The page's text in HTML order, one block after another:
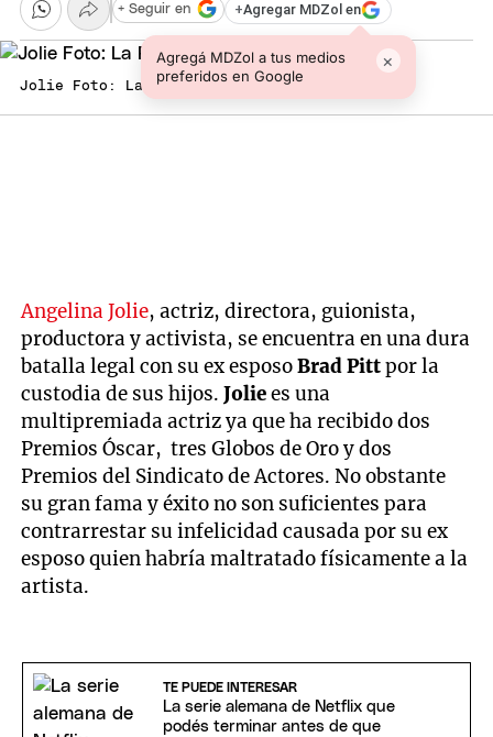
+Agregar MDZol en
Agregá MDZol a tus medios
preferidos en Google
×
+ Seguir en
Jolie Foto: La República
Angelina Jolie, actriz, directora, guionista,
productora y activista, se encuentra en una dura
batalla legal con su ex esposoBrad Pittpor la
custodia de sus hijos.Joliees una
multipremiada actriz ya que ha recibido dos
Premios Óscar, tres Globos de Oro y dos
Premios del Sindicato de Actores. No obstante
su gran fama y éxito no son suficientes para
contrarrestar su infelicidad causada por su ex
esposo quien habría maltratado físicamente a la
artista.
TE PUEDE INTERESAR
La serie alemana de Netflix que
podés terminar antes de que